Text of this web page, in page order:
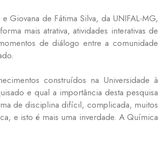
Giovana de Fátima Silva, da UNIFAL-MG,
mais atrativa, atividades interativas de
de diálogo entre a comunidade
construídos na Universidade à
e qual a importância desta pesquisa
de disciplina difícil, complicada, muitos
e isto é mais uma inverdade. A Química